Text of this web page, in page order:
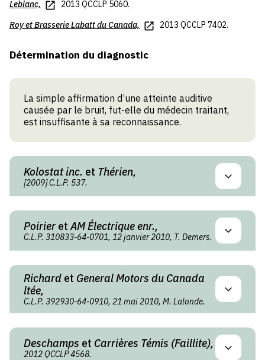
Leblanc,
2013 QCCLP 5060.
RoyetBrasserie Labatt du Canada, 2013 QCCLP 7402.
Détermination du diagnostic
La simple affirmation d’une atteinte auditive
causée par le bruit, fut-elle du médecin traitant,
est insuffisante à sa reconnaissance.
Kolostat inc. et Thérien,
[2009] C.L.P. 537.
PoirieretAM Électrique enr.,
C.L.P. 310833-64-0701, 12 janvier 2010, T. Demers.
Richard et General Motors du Canada
ltée,
C.L.P. 392930-64-0910, 21 mai 2010, M. Lalonde.
Deschamps et Carrières Témis (Faillite),
2012 QCCLP 4568.